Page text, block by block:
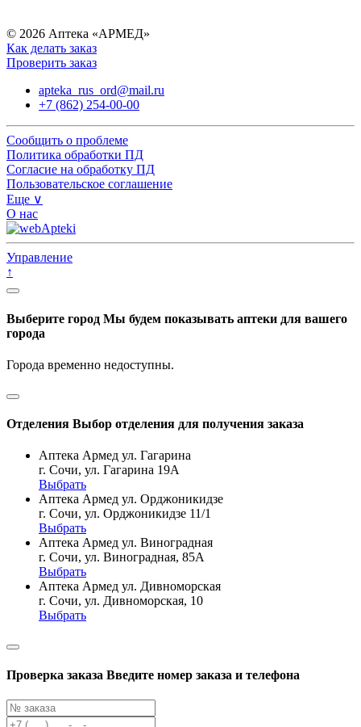
© 2026 Аптека «АРМЕД»
Как делать заказ
Проверить заказ
apteka_rus_ord@mail.ru
+7 (862) 254-00-00
Сообщить о проблеме
Политика обработки ПД
Согласие на обработку ПД
Пользовательское соглашение
Еще ∨
О нас
Управление
↑
Выберите город Мы будем показывать аптеки для вашего
города
Города временно недоступны.
Отделения Выбор отделения для получения заказа
Аптека Армед ул. Гагарина
г. Сочи, ул. Гагарина 19А
Выбрать
Аптека Армед ул. Орджоникидзе
г. Сочи, ул. Орджоникидзе 11/1
Выбрать
Аптека Армед ул. Виноградная
г. Сочи, ул. Виноградная, 85А
Выбрать
Аптека Армед ул. Дивноморская
г. Сочи, ул. Дивноморская, 10
Выбрать
Проверка заказа Введите номер заказа и телефона